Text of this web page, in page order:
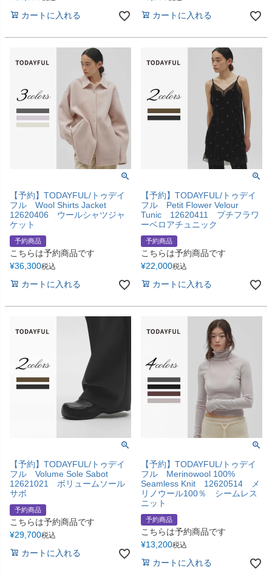
カートに入れる カートに入れる
【予約】TODAYFUL/トゥデイ
フル Wool Shirts Jacket
12620406 ウールシャツジャ
ケット
予約商品
こちらは予約商品です
¥36,300税込
カートに入れる
【予約】TODAYFUL/トゥデイ
フル Petit Flower Velour
Tunic 12620411 プチフラワ
ーベロアチュニック
予約商品
こちらは予約商品です
¥22,000税込
カートに入れる
【予約】TODAYFUL/トゥデイ
フル Volume Sole Sabot
12621021 ボリュームソール
サボ
予約商品
こちらは予約商品です
¥29,700税込
カートに入れる
【予約】TODAYFUL/トゥデイ
フル Merinowool 100%
Seamless Knit 12620514 メ
リノウール100％ シームレス
ニット
予約商品
こちらは予約商品です
¥13,200税込
カートに入れる